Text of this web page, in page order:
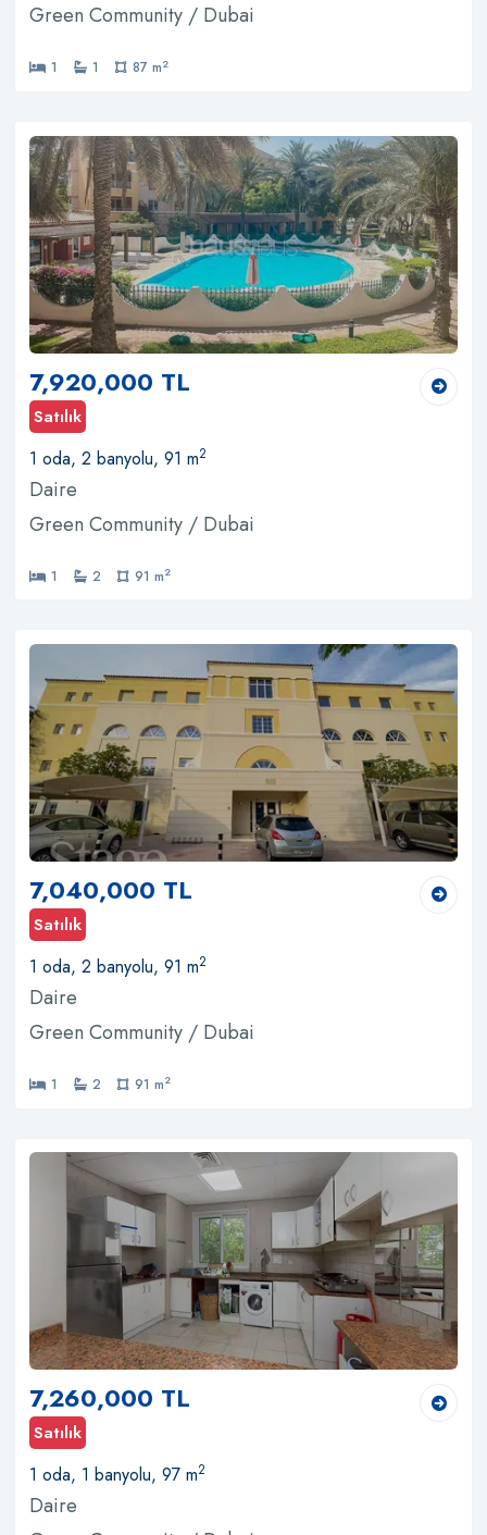
Green Community / Dubai
1 1 87 m2
7,920,000 TL
Satılık
1 oda, 2 banyolu, 91 m2
Daire
Green Community / Dubai
1 2 91 m2
7,040,000 TL
Satılık
1 oda, 2 banyolu, 91 m2
Daire
Green Community / Dubai
1 2 91 m2
7,260,000 TL
Satılık
1 oda, 1 banyolu, 97 m2
Daire